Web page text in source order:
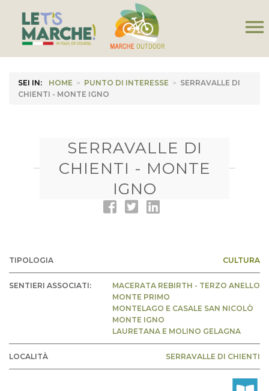
menu
SEI IN: HOME > PUNTO DI INTERESSE > SERRAVALLE DI
CHIENTI - MONTE IGNO
SERRAVALLE DI
CHIENTI - MONTE
IGNO
TIPOLOGIA CULTURA
SENTIERI ASSOCIATI:
MACERATA REBIRTH - TERZO ANELLO
MONTE PRIMO
MONTELAGO E CASALE SAN NICOLÒ
MONTE IGNO
LAURETANA E MOLINO GELAGNA
LOCALITÀ SERRAVALLE DI CHIENTI